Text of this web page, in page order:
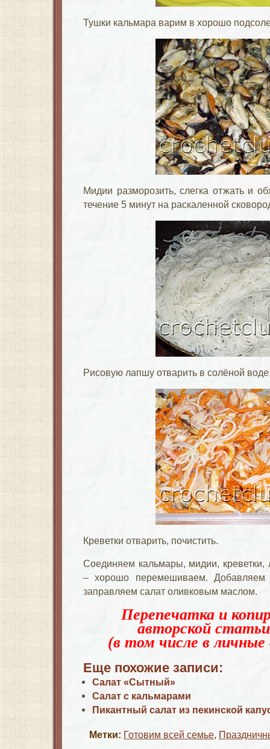
Тушки кальмара варим в хорошо
Мидии разморозить, слегка отжать и
течение 5 минут на раскаленной
Рисовую лапшу отварить в солёной
Креветки отварить, почистить.
Соединяем кальмары, мидии, креветки,
– хорошо перемешиваем. Добавляем
заправляем салат оливковым маслом.
Перепечатка и
авторской
(в том числе в личные
Еще похожие записи:
Салат «Сытный»
Салат с кальмарами
Пикантный салат из пекинской
Метки: Готовим всей семье,